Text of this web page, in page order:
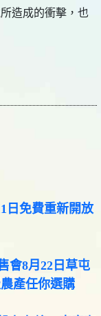
造成的衝擊，也
日免費重新開放
會8月22日草屯
產任你選購